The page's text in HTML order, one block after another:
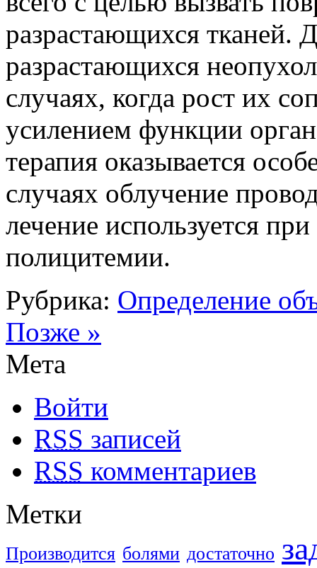
разрастающихся тканей.
разрастающихся
случаях, когда рост их
усилением функции
терапия оказывается
случаях облучение
лечение используется
полицитемии.
Рубрика: Определение
Позже »
Мета
Войти
RSS записей
RSS комментариев
Метки
Производится болями достаточно